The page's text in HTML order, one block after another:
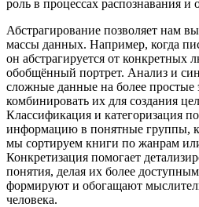
роль в процессах распознавания
Абстрагирование позволяет нам
массы данных. Например, когда
он абстрагируется от конкретных
обобщённый портрет. Анализ и
сложные данные на более простые
комбинировать их для создания
Классификация и категоризация
информацию в понятные группы,
мы сортируем книги по жанрам
Конкретизация помогает
понятия, делая их более
формируют и обогащают
человека.